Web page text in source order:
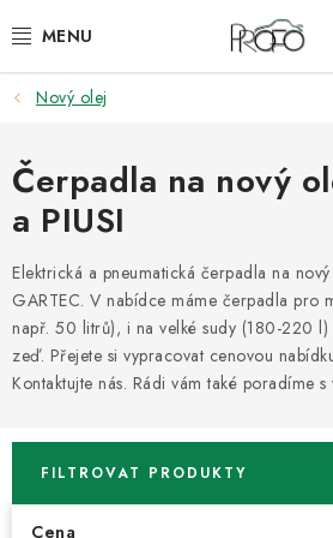
na
ZVEDÁKY
ZOUVAČKY
VYVAŽOVAČKY
GEOMETRIE
AUTOMATICKÉ PŘEVODOVKY
OLEJE A KAPALINY
Nový olej
Čerpadla na nový
a PIUSI
Elektrická a pneumatická čerpadla na
GARTEC. V nabídce máme čerpadla pro
např. 50 litrů), i na velké sudy (180-220 l)
zeď. Přejete si vypracovat cenovou
Kontaktujte nás. Rádi vám také poradíme s
FILTROVAT PRODUKTY
Cena